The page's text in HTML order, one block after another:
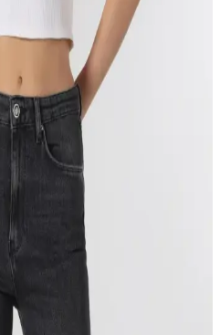
Özellikleri ve Beden
lekeleri, kumaş esnemesi ve
kullanıcı deneyimini etkiler.
da önem taşır.
Kumaş Esnemesi,
Üzerine Güncel Bilgiler
seçimi, kumaş esnemesi, yıkama
önemli konular detaylı şekilde ele
farklılıkları ve bakım önerileri
601XX Jeanleri ile
İncelenmesi